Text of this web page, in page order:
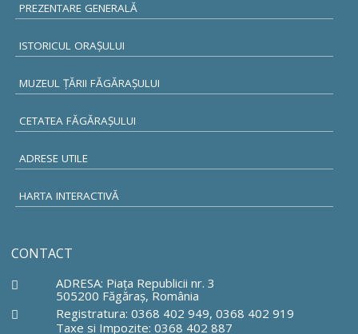
PREZENTARE GENERALĂ
ISTORICUL ORAŞULUI
MUZEUL ŢĂRII FĂGĂRAŞULUI
CETATEA FĂGĂRAŞULUI
ADRESE UTILE
HARTA INTERACTIVĂ
CONTACT
ADRESA: Piaţa Republicii nr. 3
505200 Făgăraş, România
Registratura: 0368 402 949, 0368 402 919
Taxe si Impozite: 0368 402 887